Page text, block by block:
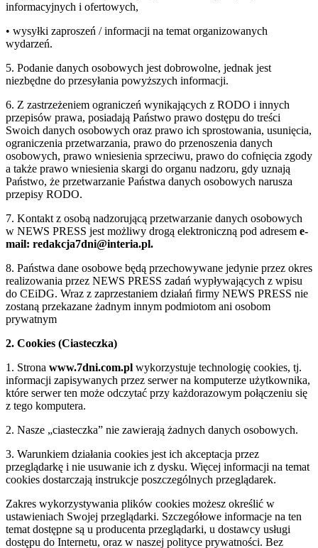
informacyjnych i ofertowych,
• wysyłki zaproszeń / informacji na temat organizowanych
wydarzeń.
5. Podanie danych osobowych jest dobrowolne, jednak jest
niezbędne do przesyłania powyższych informacji.
6. Z zastrzeżeniem ograniczeń wynikających z RODO i innych
przepisów prawa, posiadają Państwo prawo dostępu do treści
Swoich danych osobowych oraz prawo ich sprostowania, usunięcia,
ograniczenia przetwarzania, prawo do przenoszenia danych
osobowych, prawo wniesienia sprzeciwu, prawo do cofnięcia zgody
a także prawo wniesienia skargi do organu nadzoru, gdy uznają
Państwo, że przetwarzanie Państwa danych osobowych narusza
przepisy RODO.
7. Kontakt z osobą nadzorującą przetwarzanie danych osobowych
w NEWS PRESS jest możliwy drogą elektroniczną pod adresem e-
mail: redakcja7dni@interia.pl.
8. Państwa dane osobowe będą przechowywane jedynie przez okres
realizowania przez NEWS PRESS zadań wypływających z wpisu
do CEiDG. Wraz z zaprzestaniem działań firmy NEWS PRESS nie
zostaną przekazane żadnym innym podmiotom ani osobom
prywatnym
2. Cookies (Ciasteczka)
1. Strona www.7dni.com.pl wykorzystuje technologię cookies, tj.
informacji zapisywanych przez serwer na komputerze użytkownika,
które serwer ten może odczytać przy każdorazowym połączeniu się
z tego komputera.
2. Nasze „ciasteczka” nie zawierają żadnych danych osobowych.
3. Warunkiem działania cookies jest ich akceptacja przez
przeglądarkę i nie usuwanie ich z dysku. Więcej informacji na temat
cookies dostarczają instrukcje poszczególnych przeglądarek.
Zakres wykorzystywania plików cookies możesz określić w
ustawieniach Swojej przeglądarki. Szczegółowe informacje na ten
temat dostępne są u producenta przeglądarki, u dostawcy usługi
dostępu do Internetu, oraz w naszej polityce prywatności. Bez